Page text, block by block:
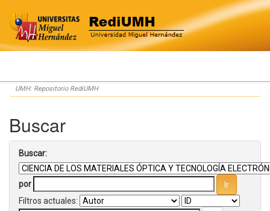
Skip
navigation
UMH: Repositorio RediUMH
Buscar
Buscar:
por
Filtros actuales: